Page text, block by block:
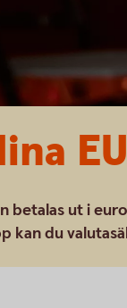
betalas ut i
kan du